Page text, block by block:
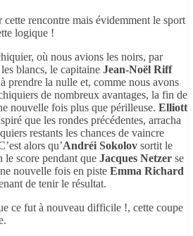
rencontre mais évidemment le sport
logique !
où nous avions les noirs, par
blancs, le capitaine Jean-Noël Riff
prendre la nulle et, comme nous avons
de nombreux avantages, la fin de
nouvelle fois plus que périlleuse. Elliott
que les rondes précédentes, arracha
restants les chances de vaincre
alors qu’Andréi Sokolov sortit le
score pendant que Jacques Netzer se
nouvelle fois en piste Emma Richard
de tenir le résultat.
ce fut à nouveau difficile !, cette coupe